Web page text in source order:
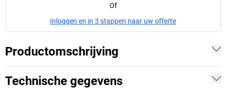
Of
Inloggen en in 3 stappen naar uw offerte
Productomschrijving
Technische gegevens